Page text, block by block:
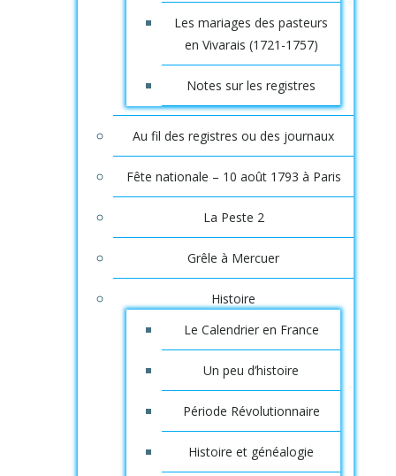
Les mariages des pasteurs
en Vivarais (1721-1757)
Notes sur les registres
Au fil des registres ou des journaux
Fête nationale – 10 août 1793 à Paris
La Peste 2
Grêle à Mercuer
Histoire
Le Calendrier en France
Un peu d’histoire
Période Révolutionnaire
Histoire et généalogie